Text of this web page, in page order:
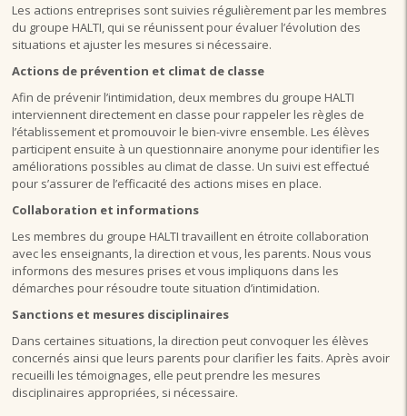
Les actions entreprises sont suivies régulièrement par les membres
du groupe HALTI, qui se réunissent pour évaluer l’évolution des
situations et ajuster les mesures si nécessaire.
Actions de prévention et climat de classe
Afin de prévenir l’intimidation, deux membres du groupe HALTI
interviennent directement en classe pour rappeler les règles de
l’établissement et promouvoir le bien-vivre ensemble. Les élèves
participent ensuite à un questionnaire anonyme pour identifier les
améliorations possibles au climat de classe. Un suivi est effectué
pour s’assurer de l’efficacité des actions mises en place.
Collaboration et informations
Les membres du groupe HALTI travaillent en étroite collaboration
avec les enseignants, la direction et vous, les parents. Nous vous
informons des mesures prises et vous impliquons dans les
démarches pour résoudre toute situation d’intimidation.
Sanctions et mesures disciplinaires
Dans certaines situations, la direction peut convoquer les élèves
concernés ainsi que leurs parents pour clarifier les faits. Après avoir
recueilli les témoignages, elle peut prendre les mesures
disciplinaires appropriées, si nécessaire.